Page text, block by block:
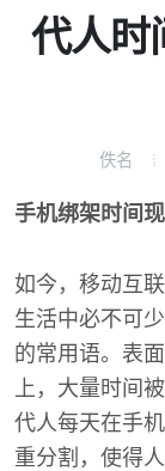
代人时
佚名
手机绑架时间
如今，移动互
生活中必不可
的常用语。表
上，大量时间
代人每天在手
重分割，使得